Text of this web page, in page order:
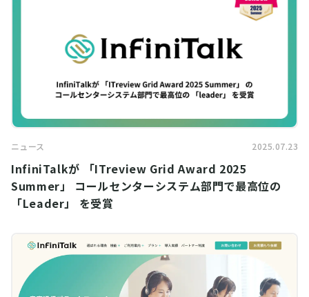
ニュース 2025.07.23
InfiniTalkが 「ITreview Grid Award 2025
Summer」 コールセンターシステム部門で最高位の
「Leader」 を受賞